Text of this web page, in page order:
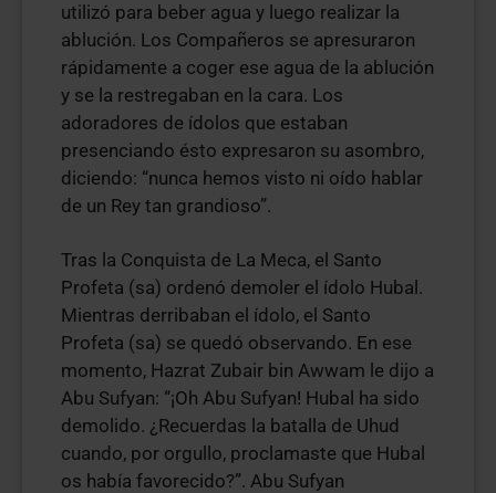
utilizó para beber agua y luego realizar la
ablución. Los Compañeros se apresuraron
rápidamente a coger ese agua de la ablución
y se la restregaban en la cara. Los
adoradores de ídolos que estaban
presenciando ésto expresaron su asombro,
diciendo: “nunca hemos visto ni oído hablar
de un Rey tan grandioso”.
Tras la Conquista de La Meca, el Santo
Profeta (sa) ordenó demoler el ídolo Hubal.
Mientras derribaban el ídolo, el Santo
Profeta (sa) se quedó observando. En ese
momento, Hazrat Zubair bin Awwam le dijo a
Abu Sufyan: “¡Oh Abu Sufyan! Hubal ha sido
demolido. ¿Recuerdas la batalla de Uhud
cuando, por orgullo, proclamaste que Hubal
os había favorecido?”. Abu Sufyan